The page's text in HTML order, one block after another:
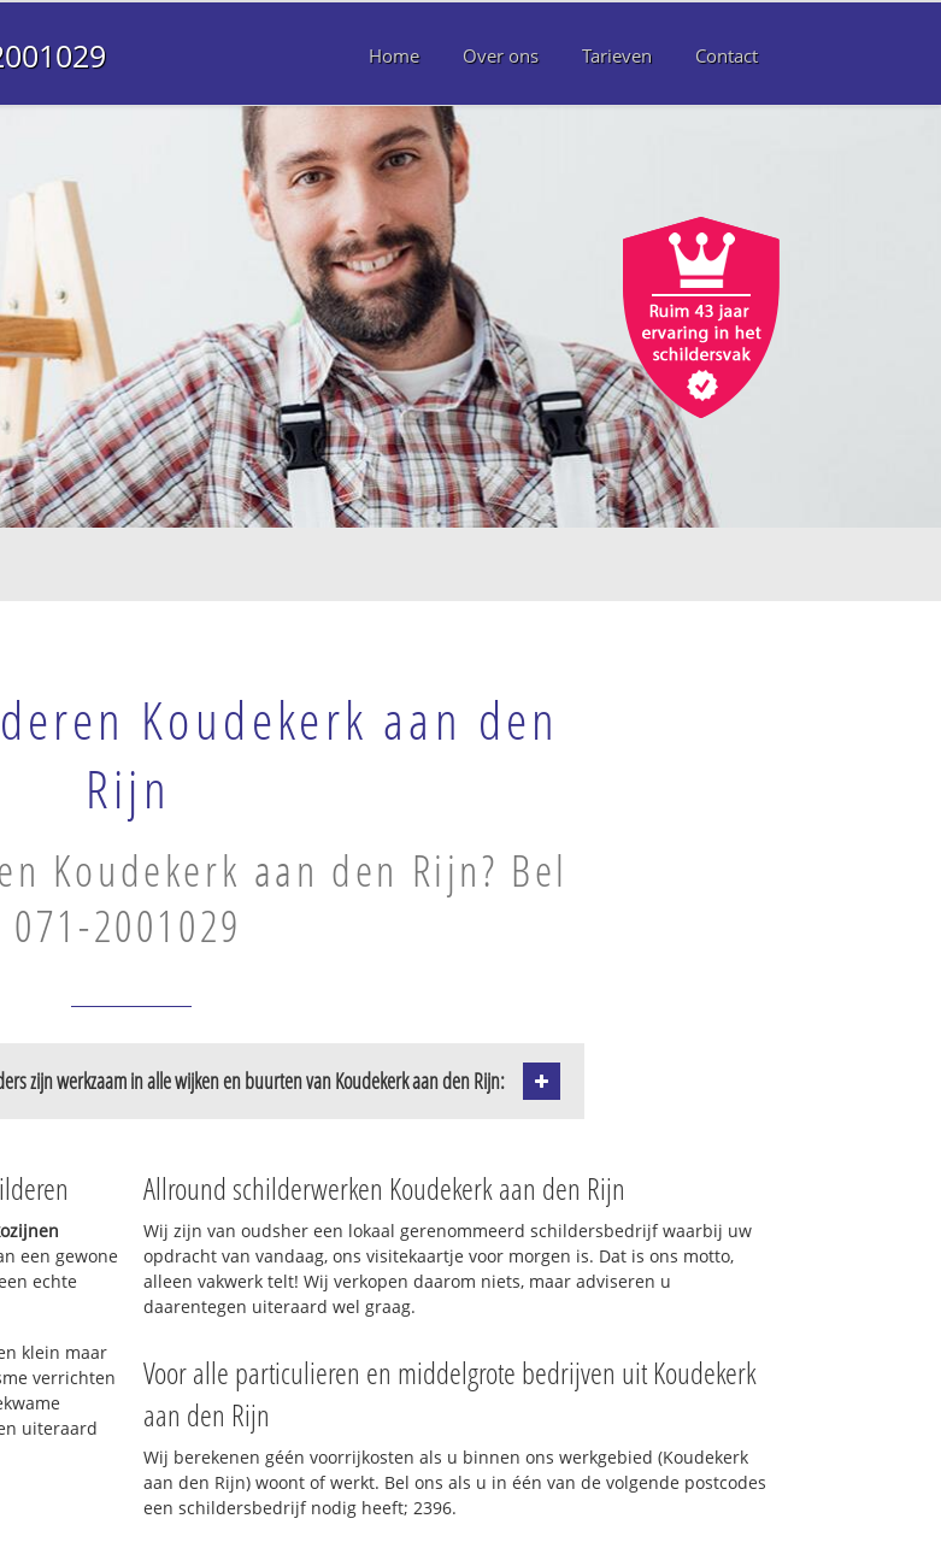
Home Over ons Tarieven Contact
Koudekerk aan den
Rijn
Koudekerk aan den Rijn? Bel
071-2001029
zijn werkzaam in alle wijken en buurten van Koudekerk aan den Rijn:
een gewone
echte
klein maar
verrichten
uiteraard
Allround schilderwerken Koudekerk aan den Rijn
Wij zijn van oudsher een lokaal gerenommeerd schildersbedrijf waarbij uw
opdracht van vandaag, ons visitekaartje voor morgen is. Dat is ons motto,
alleen vakwerk telt! Wij verkopen daarom niets, maar adviseren u
daarentegen uiteraard wel graag.
Voor alle particulieren en middelgrote bedrijven uit Koudekerk
aan den Rijn
Wij berekenen géén voorrijkosten als u binnen ons werkgebied (Koudekerk
aan den Rijn) woont of werkt. Bel ons als u in één van de volgende postcodes
een schildersbedrijf nodig heeft; 2396.